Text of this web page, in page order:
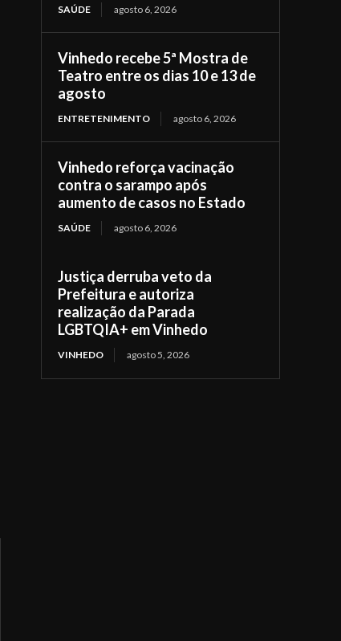
SAÚDE agosto 6, 2026
Vinhedo recebe 5ª Mostra de
Teatro entre os dias 10 e 13 de
agosto
ENTRETENIMENTO agosto 6, 2026
Vinhedo reforça vacinação
contra o sarampo após
aumento de casos no Estado
SAÚDE agosto 6, 2026
Justiça derruba veto da
Prefeitura e autoriza
realização da Parada
LGBTQIA+ em Vinhedo
VINHEDO agosto 5, 2026